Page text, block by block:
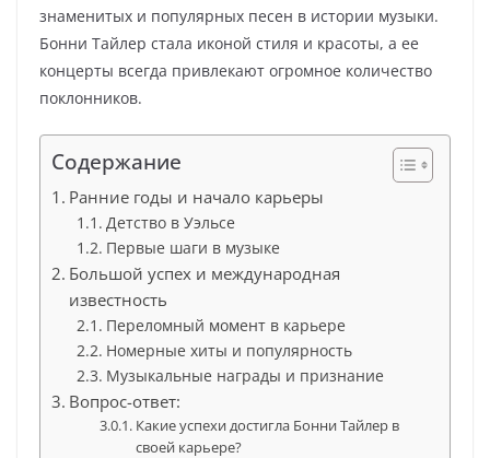
знаменитых и популярных песен в истории музыки.
Бонни Тайлер стала иконой стиля и красоты, а ее
концерты всегда привлекают огромное количество
поклонников.
Содержание
Ранние годы и начало карьеры
Детство в Уэльсе
Первые шаги в музыке
Большой успех и международная
известность
Переломный момент в карьере
Номерные хиты и популярность
Музыкальные награды и признание
Вопрос-ответ:
Какие успехи достигла Бонни Тайлер в
своей карьере?